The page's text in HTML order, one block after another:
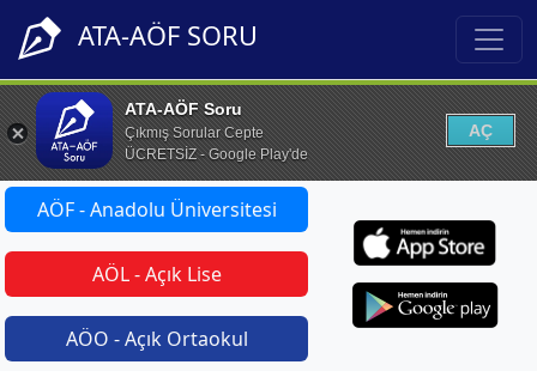
ATA-AÖF SORU
ATA-AÖF Soru
Çıkmış Sorular Cepte
ÜCRETSİZ - Google Play'de
AÇ
AÖF - Anadolu Üniversitesi
AÖL - Açık Lise
AÖO - Açık Ortaokul